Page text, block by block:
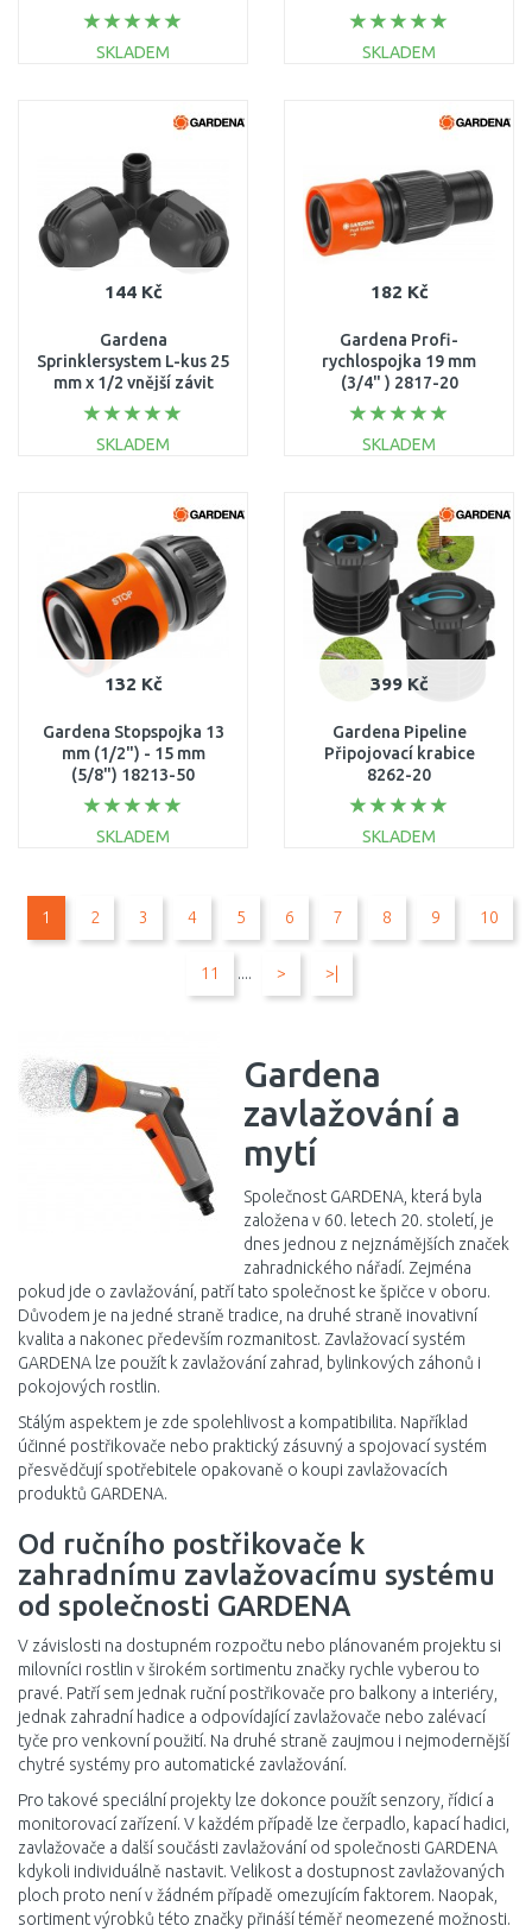
SKLADEM
mm, 2778-20
SKLADEM
144 Kč
Gardena
Sprinklersystem L-kus 25
mm x 1/2 vnější závit
přípojka zadešťovače,
2782-20
SKLADEM
Porovnat
182 Kč
Gardena Profi-
rychlospojka 19 mm
(3/4" ) 2817-20
SKLADEM
Porovnat
132 Kč
Gardena Stopspojka 13
mm (1/2") - 15 mm
(5/8") 18213-50
SKLADEM
399 Kč
Gardena Pipeline
Připojovací krabice
8262-20
SKLADEM
1 2 3 4 5 6 7 8 9 10
11 .... > >|
Gardena
zavlažování a
mytí
Společnost GARDENA, která byla
založena v 60. letech 20. století, je
dnes jednou z nejznámějších značek
zahradnického nářadí. Zejména
pokud jde o zavlažování, patří tato společnost ke špičce v oboru.
Důvodem je na jedné straně tradice, na druhé straně inovativní
kvalita a nakonec především rozmanitost. Zavlažovací systém
GARDENA lze použít k zavlažování zahrad, bylinkových záhonů i
pokojových rostlin.
Stálým aspektem je zde spolehlivost a kompatibilita. Například
účinné postřikovače nebo praktický zásuvný a spojovací systém
přesvědčují spotřebitele opakovaně o koupi zavlažovacích
produktů GARDENA.
Od ručního postřikovače k
zahradnímu zavlažovacímu systému
od společnosti GARDENA
V závislosti na dostupném rozpočtu nebo plánovaném projektu si
milovníci rostlin v širokém sortimentu značky rychle vyberou to
pravé. Patří sem jednak ruční postřikovače pro balkony a interiéry,
jednak zahradní hadice a odpovídající zavlažovače nebo zalévací
tyče pro venkovní použití. Na druhé straně zaujmou i nejmodernější
chytré systémy pro automatické zavlažování.
Pro takové speciální projekty lze dokonce použít senzory, řídicí a
monitorovací zařízení. V každém případě lze čerpadlo, kapací hadici,
zavlažovače a další součásti zavlažování od společnosti GARDENA
kdykoli individuálně nastavit. Velikost a dostupnost zavlažovaných
ploch proto není v žádném případě omezujícím faktorem. Naopak,
sortiment výrobků této značky přináší téměř neomezené možnosti.